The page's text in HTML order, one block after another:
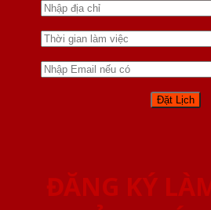
ĐĂNG KÝ